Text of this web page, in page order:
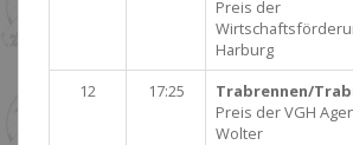
Preis der
Harburg
12
17:25
Trabrennen/
Preis der VGH
Wolter